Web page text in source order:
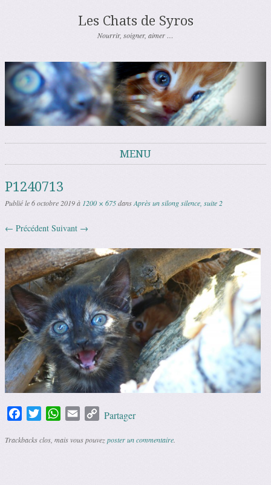
Les Chats de Syros
Nourrir, soigner, aimer …
MENU
P1240713
Publié le6 octobre 2019à 1200 × 675dansAprès un silong silence, suite 2
← Précédent Suivant →
FacebookTwitterWhatsApp
Email Copy
Partager
Trackbacks clos, mais vous pouvezposter un commentaire